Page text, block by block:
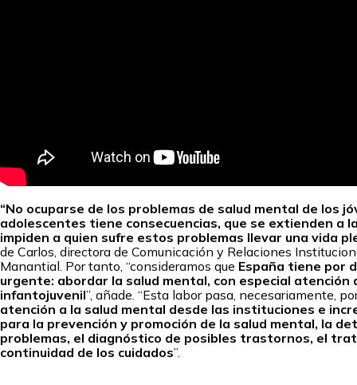
“No ocuparse de los problemas de salud mental de los
adolescentes tiene consecuencias, que se extienden a
impiden a quien sufre estos problemas llevar una vida
de Carlos, directora de Comunicación y Relaciones
Manantial. Por tanto, “consideramos que España tiene por
urgente: abordar la salud mental, con especial atención
infantojuvenil”, añade. “Esta labor pasa, necesariamente,
atención a la salud mental desde las instituciones e
para la prevención y promoción de la salud mental, la
problemas, el diagnóstico de posibles trastornos, el
continuidad de los cuidados”.